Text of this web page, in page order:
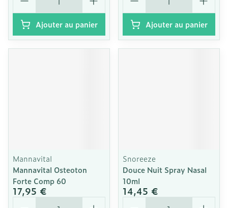
Ajouter au panier Ajouter au panier
Mannavital
Mannavital Osteoton
Forte Comp 60
17,95 €
Quantité
Snoreeze
Douce Nuit Spray Nasal
10ml
14,45 €
Quantité